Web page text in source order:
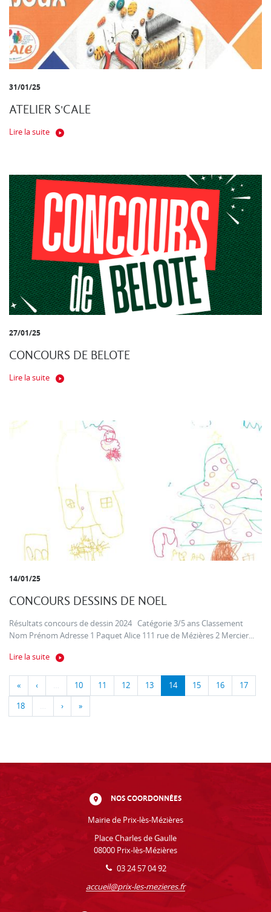
31/01/25
ATELIER S'CALE
Lire la suite
27/01/25
CONCOURS DE BELOTE
Lire la suite
14/01/25
CONCOURS DESSINS DE NOEL
Résultats concours de dessin 2024 Catégorie 3/5 ans Classement
Nom Prénom Adresse 1 Paquet Alice 111 rue de Mézières 2 Mercier...
Lire la suite
« ‹ … 10 11 12 13 14 15 16 17
18 … › »
NOS COORDONNÉES
Mairie de Prix-lès-Mézières
Place Charles de Gaulle
08000 Prix-lès-Mézières
03 24 57 04 92
accueil@prix-les-mezieres.fr